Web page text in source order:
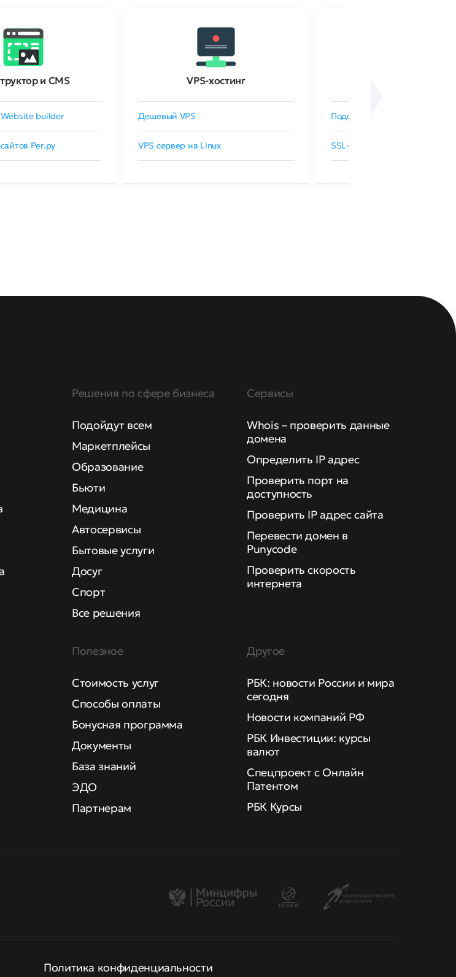
и CMS
builder
Рег.ру
VPS-хостинг
Дешевый VPS
VPS сервер на Linux
Подобрать SSL-сертификат
SSL-сертификаты GlobalSign
Решения по сфере бизнеса
Подойдут всем
Маркетплейсы
Образование
Бьюти
Медицина
Автосервисы
Бытовые услуги
Досуг
Спорт
Все решения
Сервисы
Whois – проверить данные
домена
Определить IP адрес
Проверить порт на
доступность
Проверить IP адрес сайта
Перевести домен в
Punycode
Проверить скорость
интернета
Полезное
Стоимость услуг
Способы оплаты
Бонусная программа
Документы
База знаний
ЭДО
Партнерам
Другое
РБК: новости России и мира
сегодня
Новости компаний РФ
РБК Инвестиции: курсы
валют
Спецпроект с Онлайн
Патентом
РБК Курсы
Политика конфиденциальности